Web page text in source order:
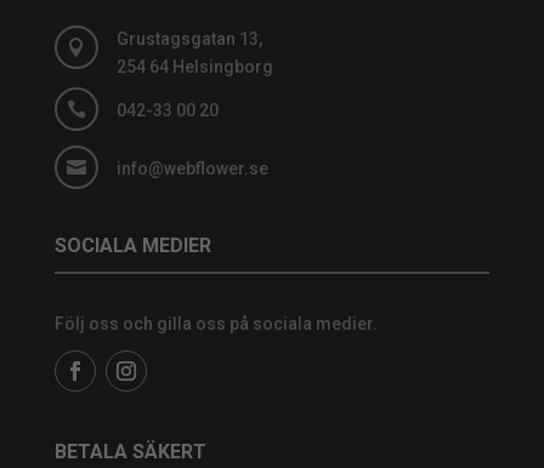

Grustagsgatan 13,
254 64 Helsingborg
 042-33 00 20
 info@webflower.se
SOCIALA MEDIER
Följ oss och gilla oss på sociala medier.
BETALA SÄKERT